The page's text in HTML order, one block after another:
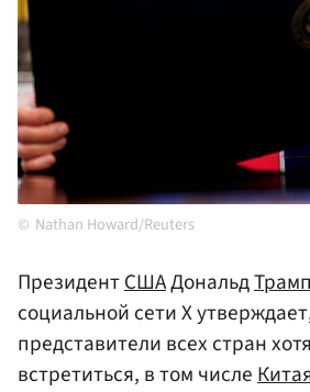
Nathan Howard/Reuters
ПрезидентСШАДональд
социальной сети X
представители всех стран
встретиться, в том числе